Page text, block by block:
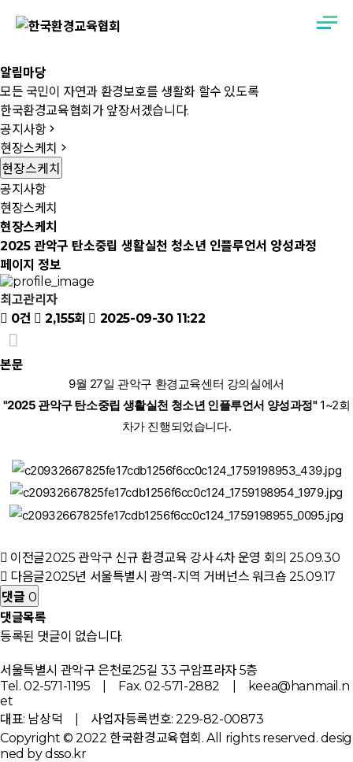
알림마당
모든 국민이 자연과 환경보호를 생활화 할수 있도록
한국환경교육협회가 앞장서겠습니다.
공지사항
현장스케치
현장스케치
공지사항
현장스케치
현장스케치
2025 관악구 탄소중립 생활실천 청소년 인플루언서 양성과정
페이지 정보
최고관리자
0건
2,155회 2025-09-30 11:22
본문
9월 27일 관악구 환경교육센터 강의실에서
"2025 관악구 탄소중립 생활실천 청소년 인플루언서 양성과정"1~2회
차가 진행되었습니다.
이전글2025 관악구 신규 환경교육 강사 4차 운영 회의 25.09.30
다음글2025년 서울특별시 광역-지역 거버넌스 워크숍 25.09.17
댓글 0
댓글목록
등록된 댓글이 없습니다.
서울특별시 관악구 은천로25길 33 구암프라자 5층
Tel. 02-571-1195 | Fax. 02-571-2882 | keea@hanmail.n
et
대표: 남상덕 | 사업자등록번호: 229-82-00873
Copyright © 2022 한국환경교육협회. All rights reserved. desig
ned by dsso.kr